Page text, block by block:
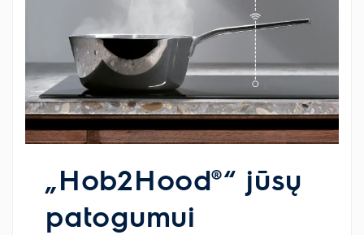
„Hob2Hood®“ jūsų
patogumui